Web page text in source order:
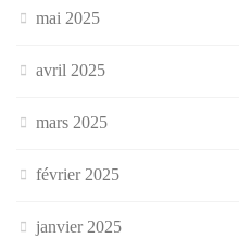
mai 2025
avril 2025
mars 2025
février 2025
janvier 2025